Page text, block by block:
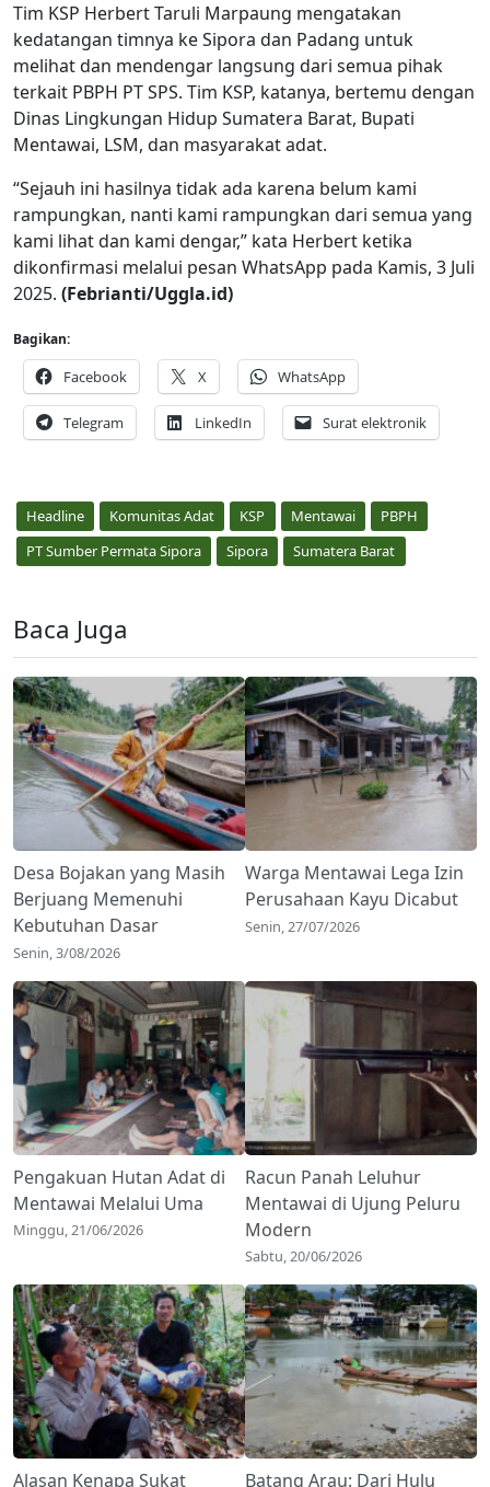
Tim KSP Herbert Taruli Marpaung mengatakan
kedatangan timnya ke Sipora dan Padang untuk
melihat dan mendengar langsung dari semua pihak
terkait PBPH PT SPS. Tim KSP, katanya, bertemu dengan
Dinas Lingkungan Hidup Sumatera Barat, Bupati
Mentawai, LSM, dan masyarakat adat.
“Sejauh ini hasilnya tidak ada karena belum kami
rampungkan, nanti kami rampungkan dari semua yang
kami lihat dan kami dengar,” kata Herbert ketika
dikonfirmasi melalui pesan WhatsApp pada Kamis, 3 Juli
2025. (Febrianti/Uggla.id)
Bagikan:
Facebook X WhatsApp
Telegram LinkedIn Surat elektronik
Headline Komunitas Adat KSP Mentawai
PBPH
PT Sumber Permata Sipora
Sipora Sumatera Barat
Baca Juga
Desa Bojakan yang Masih
Berjuang Memenuhi
Kebutuhan Dasar
Senin, 3/08/2026
Warga Mentawai Lega Izin
Perusahaan Kayu Dicabut
Senin, 27/07/2026
Pengakuan Hutan Adat di
Mentawai Melalui Uma
Minggu, 21/06/2026
Racun Panah Leluhur
Mentawai di Ujung Peluru
Modern
Sabtu, 20/06/2026
Alasan Kenapa Sukat
Batang Arau: Dari Hulu